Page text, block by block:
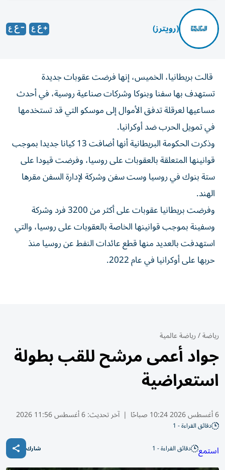
(رويترز)
قالت بريطانيا، الخميس، إنها فرضت عقوبات جديدة ​
تستهدف ⁠بها سفنا ‌وبنوكا وشركات صناعية ‌روسية، في أحدث
مساعيها لعرقلة تدفق ‌الأموال إلى موسكو التي قد ⁠تستخدمها
في تمويل الحرب ضد أوكرانيا.
وذكرت الحكومة البريطانية أنها أضافت 13 كيانا جديدا بموجب
قوانينها ​المتعلقة بالعقوبات على روسيا، ‌وفرضت قيودا على
ستة بنوك في روسيا وست ⁠سفن وشركة لإدارة السفن مقرها
الهند.
وفرضت بريطانيا ​عقوبات ‌على أكثر من ‌3200 فرد وشركة
وسفينة بموجب قوانينها الخاصة بالعقوبات على ‌روسيا، ‌والتي
استهدفت ⁠بالعديد منها قطع عائدات ‌النفط عن روسيا منذ
حربها على أوكرانيا ⁠في عام ​2022.
رياضة/رياضة عالمية
جواد أعمى مرشح للقب بطولة
استعراضية
6 أغسطس 2026 10:24 صباحًا | آخر تحديث:6 أغسطس 11:56 2026
دقائق القراءة - 1
استمع دقائق القراءة - 1 شارك